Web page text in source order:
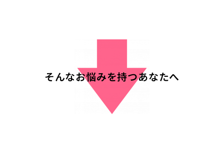
そんなお悩みを持つあなたへ